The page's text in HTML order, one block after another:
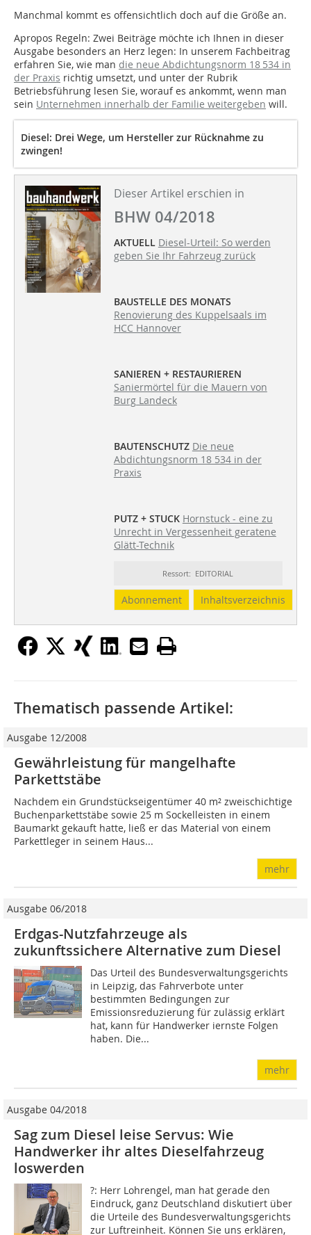
Manchmal kommt es offensichtlich doch auf die Größe an.
Apropos Regeln: Zwei Beiträge möchte ich Ihnen in dieser
Ausgabe besonders an Herz legen: In unserem Fachbeitrag
erfahren Sie, wie man die neue Abdichtungsnorm 18 534 in
der Praxis richtig umsetzt, und unter der Rubrik
Betriebsführung lesen Sie, worauf es ankommt, wenn man
sein Unternehmen innerhalb der Familie weitergeben will.
Diesel: Drei Wege, um Hersteller zur Rück­nahme zu
zwingen!
Dieser Artikel erschien in
BHW 04/2018
AKTUELL Diesel-Urteil: So werden
geben Sie Ihr Fahrzeug zurück
BAUSTELLE DES MONATS
Renovierung des Kuppelsaals im
HCC Hannover
SANIEREN + RESTAURIEREN
Saniermörtel für die Mauern von
Burg Landeck
BAUTENSCHUTZ Die neue
Abdichtungsnorm 18 534 in der
Praxis
PUTZ + STUCK Hornstuck - eine zu
Unrecht in Vergessenheit geratene
Glätt-Technik
Ressort: EDITORIAL
Abonnement Inhaltsverzeichnis
Thematisch passende Artikel:
Ausgabe 12/2008
Gewährleistung für mangelhafte
Parkettstäbe
Nachdem ein Grundstückseigentümer 40 m² zweischichtige
Buchenparkettstäbe sowie 25 m Sockelleisten in einem
Baumarkt gekauft hatte, ließ er das Material von einem
Parkettleger in seinem Haus...
mehr
Ausgabe 06/2018
Erdgas-Nutzfahrzeuge als
zukunftssichere Alternative zum Diesel
Das Urteil des Bundesverwaltungsgerichts
in Leipzig, das Fahrverbote unter
bestimmten Bedingungen zur
Emissionsreduzierung für zulässig erklärt
hat, kann für Handwerker iernste Folgen
haben. Die...
mehr
Ausgabe 04/2018
Sag zum Diesel leise Servus: Wie
Handwerker ihr altes Dieselfahrzeug
loswerden
?: Herr Lohrengel, man hat gerade den
Eindruck, ganz Deutschland diskutiert über
die Urteile des Bundesverwaltungsgerichts
zur Luftreinheit. Können Sie uns erklären,